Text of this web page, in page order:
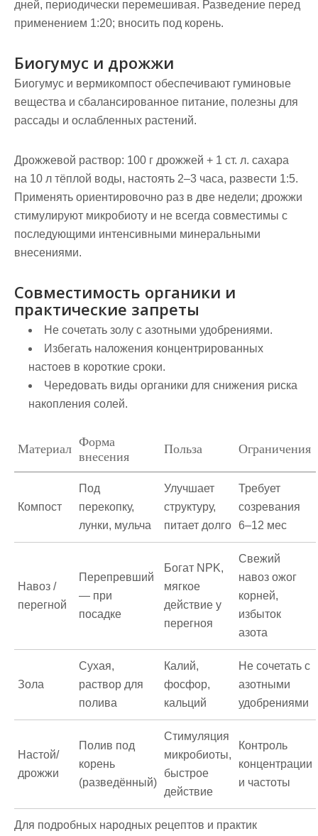
дней, периодически перемешивая. Разведение перед
применением 1:20; вносить под корень.
Биогумус и дрожжи
Биогумус и вермикомпост обеспечивают гуминовые
вещества и сбалансированное питание, полезны для
рассады и ослабленных растений.
Дрожжевой раствор: 100 г дрожжей + 1 ст. л. сахара
на 10 л тёплой воды, настоять 2–3 часа, развести 1:5.
Применять ориентировочно раз в две недели; дрожжи
стимулируют микробиоту и не всегда совместимы с
последующими интенсивными минеральными
внесениями.
Совместимость органики и
практические запреты
Не сочетать золу с азотными удобрениями.
Избегать наложения концентрированных
настоев в короткие сроки.
Чередовать виды органики для снижения риска
накопления солей.
Материал Форма
внесения
Польза Ограничения
Компост
Под
перекопку,
лунки, мульча
Улучшает
структуру,
питает долго
Требует
созревания
6–12 мес
Навоз /
перегной
Перепревший
— при
посадке
Богат NPK,
мягкое
действие у
перегноя
Свежий
навоз ожог
корней,
избыток
азота
Зола
Сухая,
раствор для
полива
Калий,
фосфор,
кальций
Не сочетать с
азотными
удобрениями
Настой/
дрожжи
Полив под
корень
(разведённый)
Стимуляция
микробиоты,
быстрое
действие
Контроль
концентрации
и частоты
Для подробных народных рецептов и практик